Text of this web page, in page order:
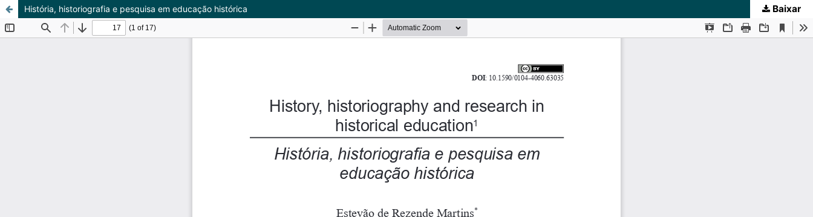
História, historiografia e pesquisa em educação histórica Baixar